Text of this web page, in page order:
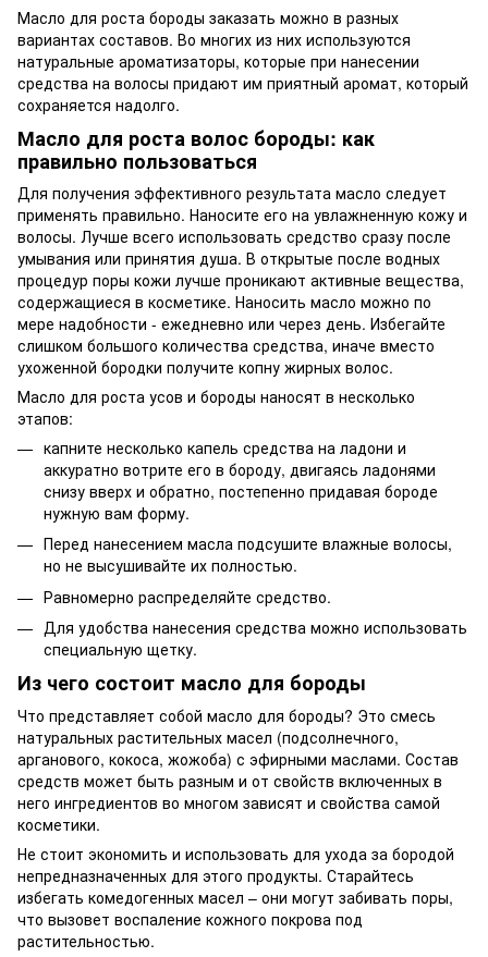
Масло для роста бороды заказать можно в разных
вариантах составов. Во многих из них используются
натуральные ароматизаторы, которые при нанесении
средства на волосы придают им приятный аромат, который
сохраняется надолго.
Масло для роста волос бороды: как
правильно пользоваться
Для получения эффективного результата масло следует
применять правильно. Наносите его на увлажненную кожу и
волосы. Лучше всего использовать средство сразу после
умывания или принятия душа. В открытые после водных
процедур поры кожи лучше проникают активные вещества,
содержащиеся в косметике. Наносить масло можно по
мере надобности - ежедневно или через день. Избегайте
слишком большого количества средства, иначе вместо
ухоженной бородки получите копну жирных волос.
Масло для роста усов и бороды наносят в несколько
этапов:
капните несколько капель средства на ладони и
аккуратно вотрите его в бороду, двигаясь ладонями
снизу вверх и обратно, постепенно придавая бороде
нужную вам форму.
Перед нанесением масла подсушите влажные волосы,
но не высушивайте их полностью.
Равномерно распределяйте средство.
Для удобства нанесения средства можно использовать
специальную щетку.
Из чего состоит масло для бороды
Что представляет собой масло для бороды? Это смесь
натуральных растительных масел (подсолнечного,
арганового, кокоса, жожоба) с эфирными маслами. Состав
средств может быть разным и от свойств включенных в
него ингредиентов во многом зависят и свойства самой
косметики.
Не стоит экономить и использовать для ухода за бородой
непредназначенных для этого продукты. Старайтесь
избегать комедогенных масел – они могут забивать поры,
что вызовет воспаление кожного покрова под
растительностью.